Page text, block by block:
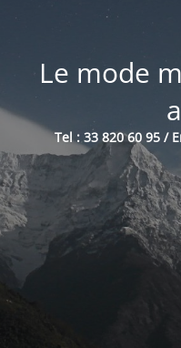
Le mode
Tel : 33 820 60 95 /